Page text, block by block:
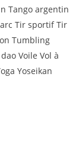
Tango argentin
Tir sportif Tir
Tumbling
Voile Vol à
Yoseikan